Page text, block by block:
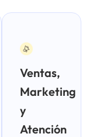
Ventas,
Marketing
y
Atención